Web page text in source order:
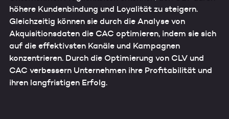
höhere Kundenbindung und Loyalität zu steigern.
Gleichzeitig können sie durch die Analyse von
Akquisitionsdaten die CAC optimieren, indem sie sich
auf die effektivsten Kanäle und Kampagnen
konzentrieren. Durch die Optimierung von CLV und
CAC verbessern Unternehmen ihre Profitabilität und
ihren langfristigen Erfolg.